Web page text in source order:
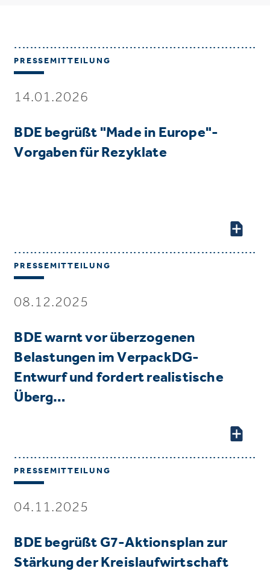
PRESSEMITTEILUNG
14.01.2026
BDE begrüßt "Made in Europe"-
Vorgaben für Rezyklate
PRESSEMITTEILUNG
08.12.2025
BDE warnt vor überzogenen
Belastungen im VerpackDG-
Entwurf und fordert realistische
Überg…
PRESSEMITTEILUNG
04.11.2025
BDE begrüßt G7-Aktionsplan zur
Stärkung der Kreislaufwirtschaft